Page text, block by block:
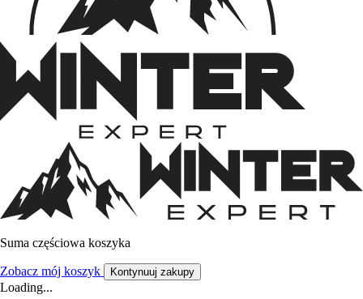
Suma częściowa koszyka
Zobacz mój koszyk Kontynuuj zakupy
Loading...